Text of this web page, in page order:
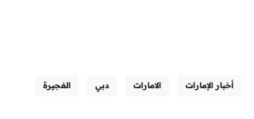
أخبار الإمارات الامارات دبي الفجيرة